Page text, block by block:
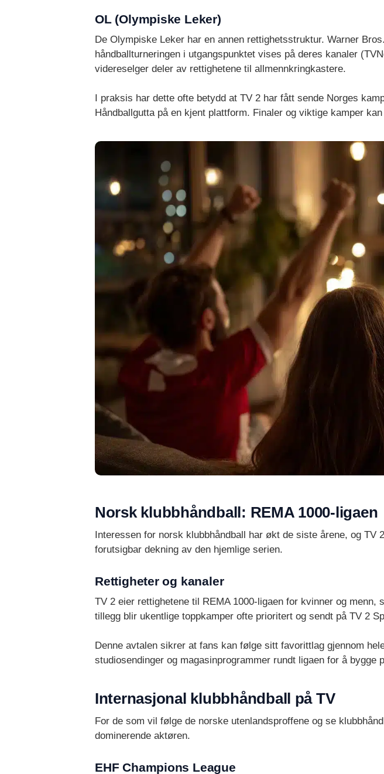
OL (Olympiske Leker)
De Olympiske Leker har en annen rettighetsstruktur. Warner
håndballturneringen i utgangspunktet vises på deres kanaler
videreselger deler av rettighetene til allmennkringkastere.
I praksis har dette ofte betydd at TV 2 har fått sende Norges
Håndballgutta på en kjent plattform. Finaler og viktige kamper
Norsk klubbhåndball: REMA 1000-ligaen
Interessen for norsk klubbhåndball har økt de siste årene, og
forutsigbar dekning av den hjemlige serien.
Rettigheter og kanaler
TV 2 eier rettighetene til REMA 1000-ligaen for kvinner og
tillegg blir ukentlige toppkamper ofte prioritert og sendt på TV 2
Denne avtalen sikrer at fans kan følge sitt favorittlag gjennom
studiosendinger og magasinprogrammer rundt ligaen for å bygge
Internasjonal klubbhåndball på TV
For de som vil følge de norske utenlandsproffene og se
dominerende aktøren.
EHF Champions League